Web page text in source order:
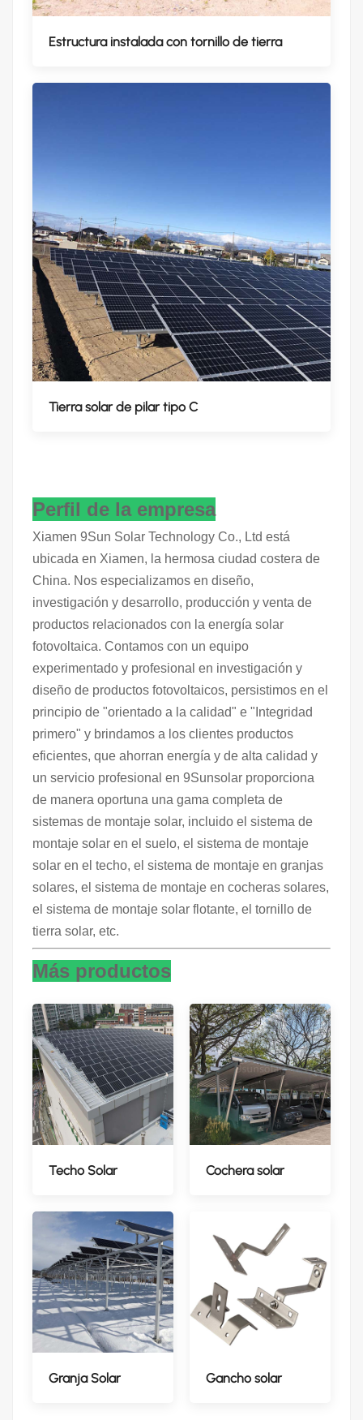
Estructura instalada con tornillo de tierra
Tierra solar de pilar tipo C
Perfil de la empresa
Xiamen 9Sun Solar Technology Co., Ltd está
ubicada en Xiamen, la hermosa ciudad costera de
China. Nos especializamos en diseño,
investigación y desarrollo, producción y venta de
productos relacionados con la energía solar
fotovoltaica. Contamos con un equipo
experimentado y profesional en investigación y
diseño de productos fotovoltaicos, persistimos en el
principio de "orientado a la calidad" e "Integridad
primero" y brindamos a los clientes productos
eficientes, que ahorran energía y de alta calidad y
un servicio profesional en 9Sunsolar proporciona
de manera oportuna una gama completa de
sistemas de montaje solar, incluido el sistema de
montaje solar en el suelo, el sistema de montaje
solar en el techo, el sistema de montaje en granjas
solares, el sistema de montaje en cocheras solares,
el sistema de montaje solar flotante, el tornillo de
tierra solar, etc.
Más productos
Techo Solar Cochera solar
Granja Solar Gancho solar